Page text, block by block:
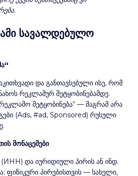
სავალდებულო
და განთავსებული ისე, რომ
რეკლამურ შეტყობინებამდე.
შეტყობინება“ — მაგრამ არა
(Ads, #ad, Sponsored) რუსული
მონაცემები
და იურიდიული პირის ან ინდ.
ფიზიკური პირებისთვის — სახელი,